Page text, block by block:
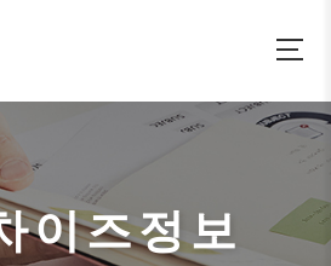
이즈정보